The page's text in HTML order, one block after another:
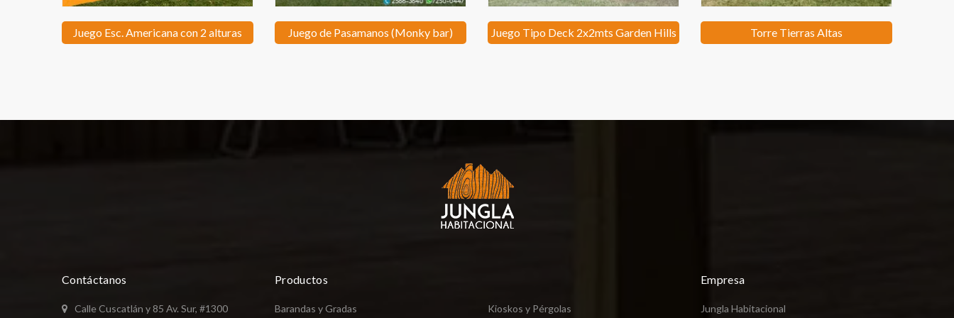
Juego Esc. Americana con 2 alturas Juego de Pasamanos (Monky bar) Juego Tipo Deck 2x2mts Garden Hills Torre Tierras Altas
Contáctanos
Calle Cuscatlán y 85 Av. Sur, #1300
Productos
Barandas y Gradas Kioskos y Pérgolas
Empresa
Jungla Habitacional